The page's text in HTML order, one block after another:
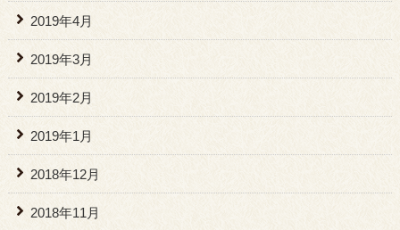
2019年4月
2019年3月
2019年2月
2019年1月
2018年12月
2018年11月